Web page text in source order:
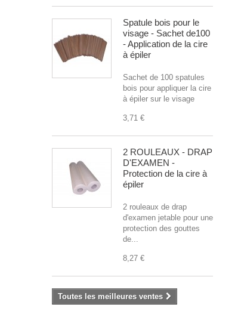
Spatule bois pour le
visage - Sachet de100
- Application de la cire
à épiler
Sachet de 100 spatules
bois pour appliquer la cire
à épiler sur le visage
3,71 €
2 ROULEAUX - DRAP
D'EXAMEN -
Protection de la cire à
épiler
2 rouleaux de drap
d'examen jetable pour une
protection des gouttes
de...
8,27 €
Toutes les meilleures ventes